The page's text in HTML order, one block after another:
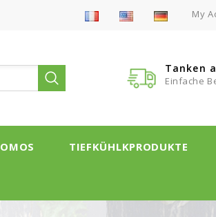
My
Tanken
Einfache
TIEFKÜHLKPRODUKTE